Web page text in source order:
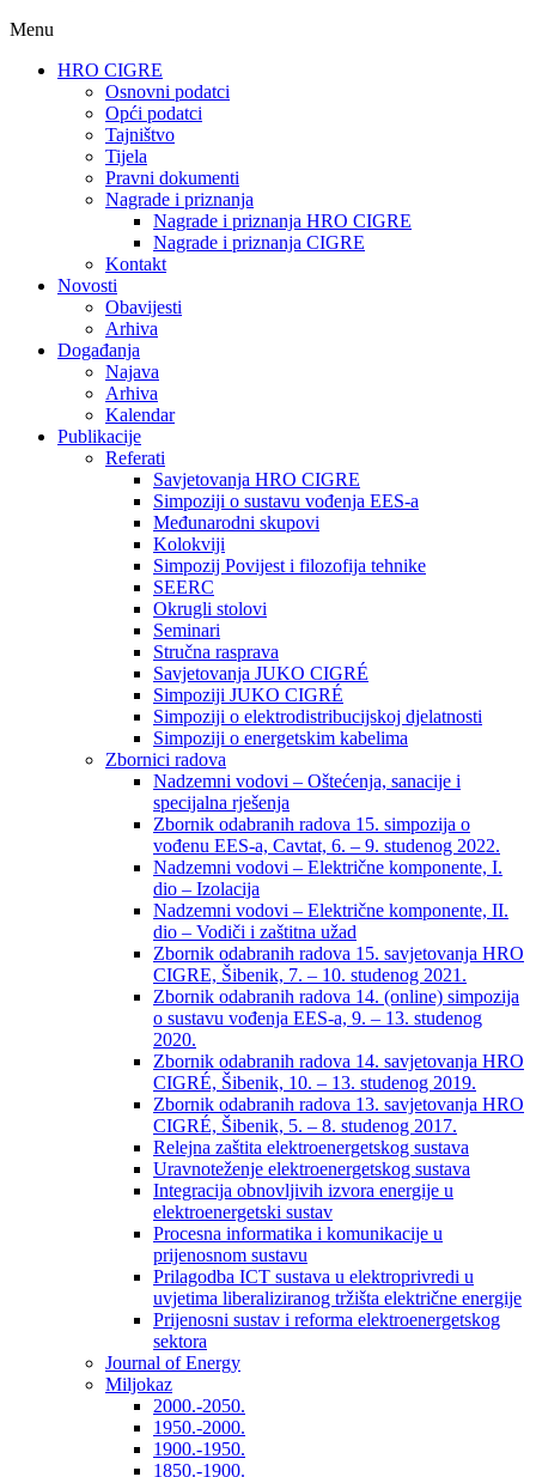
Menu
HRO CIGRE
Osnovni podatci​
Opći podatci
Tajništvo
Tijela
Pravni dokumenti
Nagrade i priznanja
Nagrade i priznanja HRO CIGRE
Nagrade i priznanja CIGRE
Kontakt
Novosti
Obavijesti
Arhiva
Događanja
Najava
Arhiva
Kalendar
Publikacije
Referati
Savjetovanja HRO CIGRE
Simpoziji o sustavu vođenja EES-a
Međunarodni skupovi
Kolokviji​
Simpozij Povijest i filozofija tehnike
SEERC
Okrugli stolovi
Seminari​
Stručna rasprava​
Savjetovanja JUKO CIGRÉ
Simpoziji JUKO CIGRÉ
Simpoziji o elektrodistribucijskoj djelatnosti
Simpoziji o energetskim kabelima
Zbornici radova
Nadzemni vodovi – Oštećenja, sanacije i
specijalna rješenja
Zbornik odabranih radova 15. simpozija o
vođenu EES-a, Cavtat, 6. – 9. studenog 2022.
Nadzemni vodovi – Električne komponente, I.
dio – Izolacija
Nadzemni vodovi – Električne komponente, II.
dio – Vodiči i zaštitna užad
Zbornik odabranih radova 15. savjetovanja HRO
CIGRE, Šibenik, 7. – 10. studenog 2021.
Zbornik odabranih radova 14. (online) simpozija
o sustavu vođenja EES-a, 9. – 13. studenog
2020.
Zbornik odabranih radova 14. savjetovanja HRO
CIGRÉ, Šibenik, 10. – 13. studenog 2019.
Zbornik odabranih radova 13. savjetovanja HRO
CIGRÉ, Šibenik, 5. – 8. studenog 2017.
Relejna zaštita elektroenergetskog sustava
Uravnoteženje elektroenergetskog sustava
Integracija obnovljivih izvora energije u
elektroenergetski sustav
Procesna informatika i komunikacije u
prijenosnom sustavu
Prilagodba ICT sustava u elektroprivredi u
uvjetima liberaliziranog tržišta električne energije
Prijenosni sustav i reforma elektroenergetskog
sektora
Journal of Energy
Miljokaz
2000.-2050.
1950.-2000.
1900.-1950.
1850.-1900.